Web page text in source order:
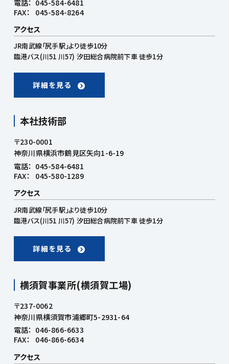
電話： 045-584-6481
FAX：
045-584-8264
アクセス
JR南武線「尻手駅」より徒歩10分
臨港バス(川51 川57) 汐田総合病院前下車 徒歩1分
詳細を見る
本社技術部
〒230-0001
神奈川県横浜市鶴見区矢向1-6-19
電話： 045-584-6481
FAX：
045-580-1289
アクセス
JR南武線「尻手駅」より徒歩10分
臨港バス(川51 川57) 汐田総合病院前下車 徒歩1分
詳細を見る
横須賀事業所(横須賀工場)
〒237-0062
神奈川県横須賀市浦郷町5-2931-64
電話： 046-866-6633
FAX：
046-866-6634
アクセス